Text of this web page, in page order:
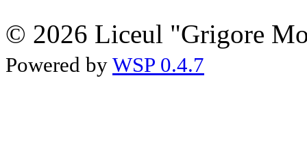
© 2026 Liceul "Grigore
Powered by WSP 0.4.7